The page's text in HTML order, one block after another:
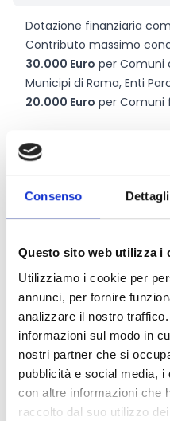
Consenso Dettagli
Questo sito web utilizza i
Utilizziamo i cookie per
annunci, per fornire
analizzare il nostro
informazioni sul modo in
nostri partner che si
pubblicità e social media, i
con altre informazioni che
raccolto dal suo utilizzo
Dotazione finanziaria
Contributo massimo
30.000 Euro per Comuni
Municipi di Roma, Enti
20.000 Euro per Comuni
Link e Documenti
Pagina web per
Bando
ufficiale del bando per gli
informazioni addizionali.
Consigli degli esperti
Presta attenzione ai
dall’Ente per valutare
lettura preliminare dei